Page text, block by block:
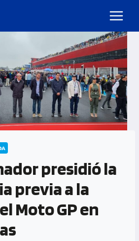
presidió la
previa a la
Moto GP en